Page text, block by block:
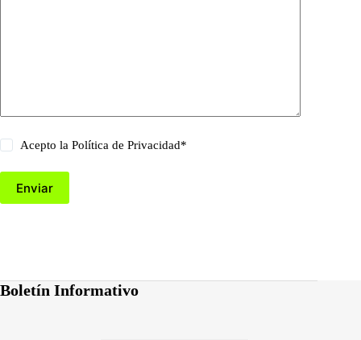
Acepto laPolítica de Privacidad*
Enviar
Boletín Informativo